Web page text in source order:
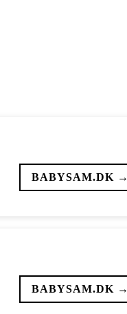
BABYSAM.DK →
BABYSAM.DK →